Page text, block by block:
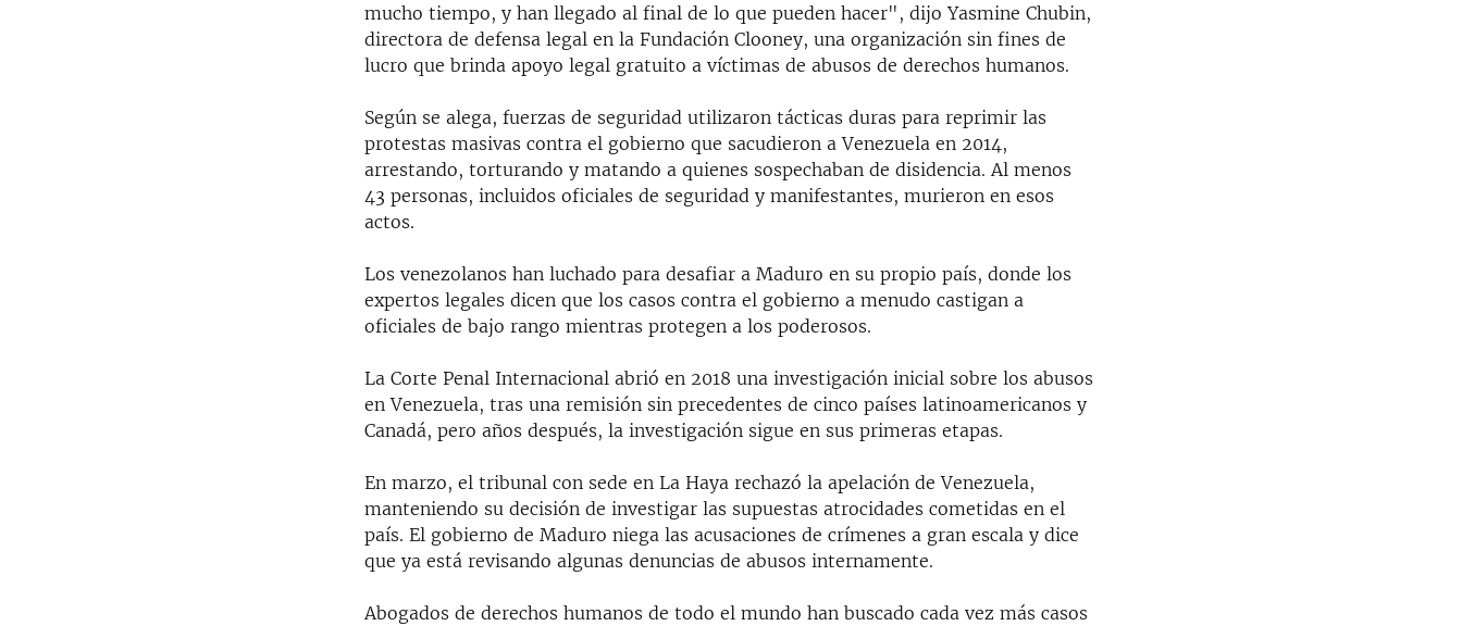
mucho tiempo, y han llegado al final de lo que pueden hacer", dijo Yasmine Chubin,
directora de defensa legal en la Fundación Clooney, una organización sin fines de
lucro que brinda apoyo legal gratuito a víctimas de abusos de derechos humanos.
Según se alega, fuerzas de seguridad utilizaron tácticas duras para reprimir las
protestas masivas contra el gobierno que sacudieron a Venezuela en 2014,
arrestando, torturando y matando a quienes sospechaban de disidencia. Al menos
43 personas, incluidos oficiales de seguridad y manifestantes, murieron en esos
actos.
Los venezolanos han luchado para desafiar a Maduro en su propio país, donde los
expertos legales dicen que los casos contra el gobierno a menudo castigan a
oficiales de bajo rango mientras protegen a los poderosos.
La Corte Penal Internacional abrió en 2018 una investigación inicial sobre los abusos
en Venezuela, tras una remisión sin precedentes de cinco países latinoamericanos y
Canadá, pero años después, la investigación sigue en sus primeras etapas.
En marzo, el tribunal con sede en La Haya rechazó la apelación de Venezuela,
manteniendo su decisión de investigar las supuestas atrocidades cometidas en el
país. El gobierno de Maduro niega las acusaciones de crímenes a gran escala y dice
que ya está revisando algunas denuncias de abusos internamente.
Abogados de derechos humanos de todo el mundo han buscado cada vez más casos